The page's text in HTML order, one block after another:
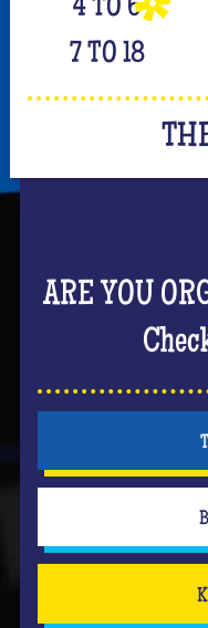
4 TO 6
7 TO 18
ARE YOU